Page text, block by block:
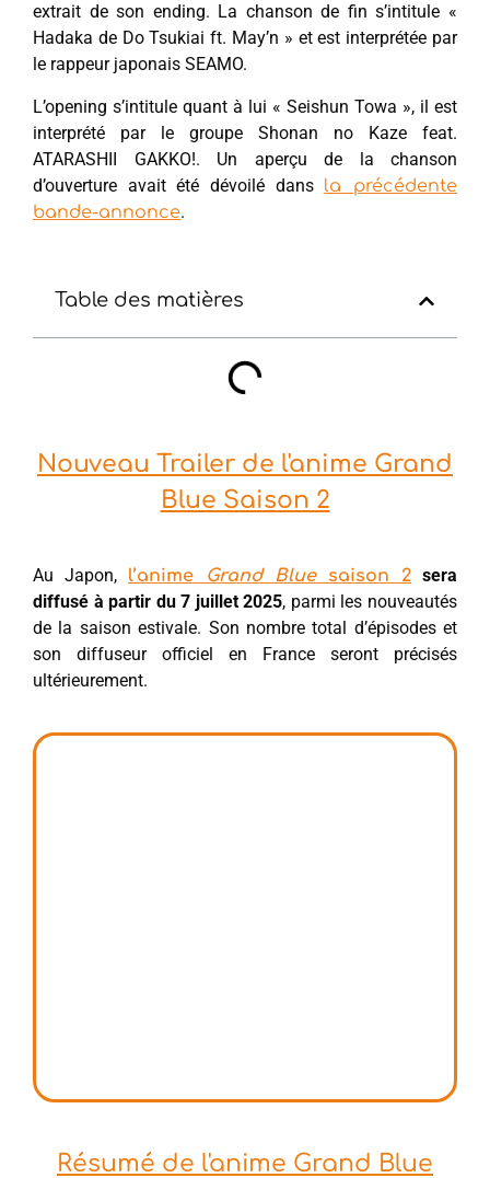
extrait de son ending. La chanson de fin s’intitule «
Hadaka de Do Tsukiai ft. May’n » et est interprétée par
le rappeur japonais SEAMO.
L’opening s’intitule quant à lui « Seishun Towa », il est
interprété par le groupe Shonan no Kaze feat.
ATARASHII GAKKO!. Un aperçu de la chanson
d’ouverture avait été dévoilé dans la précédente
bande-annonce.
Table des matières
Nouveau Trailer de l'anime Grand
Blue Saison 2
Au Japon, l’anime Grand Bluesaison 2 sera
diffusé à partir du 7 juillet 2025, parmi les nouveautés
de la saison estivale. Son nombre total d’épisodes et
son diffuseur officiel en France seront précisés
ultérieurement.
Résumé de l'anime Grand Blue